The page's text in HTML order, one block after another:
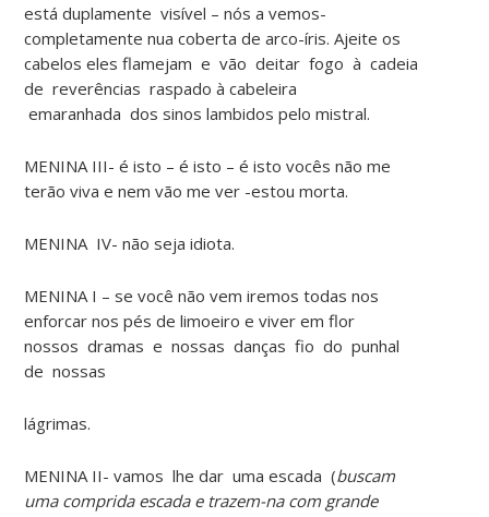
está duplamente visível – nós a vemos-
completamente nua coberta de arco-íris. Ajeite os
cabelos eles flamejam e vão deitar fogo à cadeia
de reverências raspado à cabeleira
emaranhada dos sinos lambidos pelo mistral.
MENINA III- é isto – é isto – é isto vocês não me
terão viva e nem vão me ver -estou morta.
MENINA IV- não seja idiota.
MENINA I – se você não vem iremos todas nos
enforcar nos pés de limoeiro e viver em flor
nossos dramas e nossas danças fio do punhal
de nossas
lágrimas.
MENINA II- vamos lhe dar uma escada (buscam
uma comprida escada e trazem-na com grande